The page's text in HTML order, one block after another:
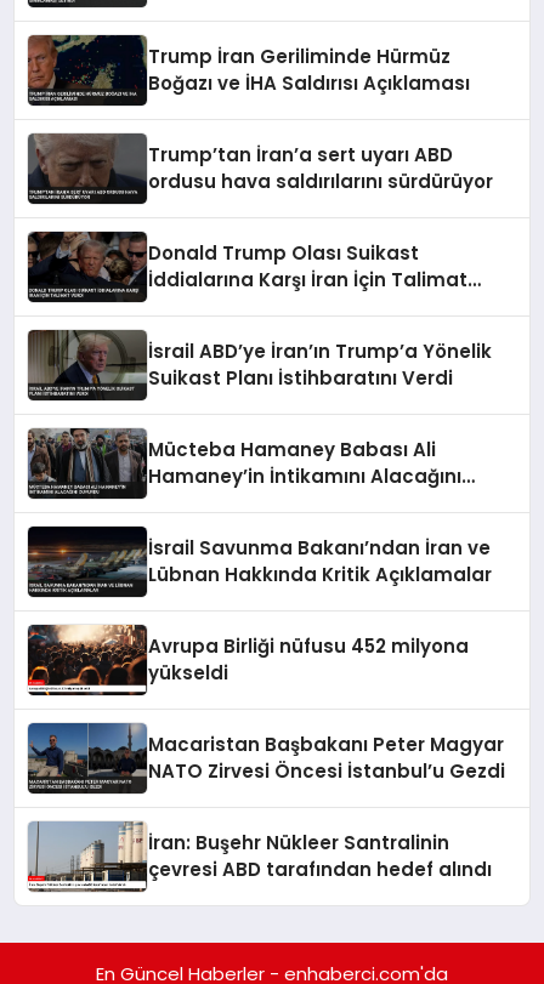
Trump İran Geriliminde Hürmüz
Boğazı ve İHA Saldırısı Açıklaması
Trump’tan İran’a sert uyarı ABD
ordusu hava saldırılarını sürdürüyor
Donald Trump Olası Suikast
İddialarına Karşı İran İçin Talimat
İsrail ABD’ye İran’ın Trump’a Yönelik
Suikast Planı İstihbaratını Verdi
Mücteba Hamaney Babası Ali
Hamaney’in İntikamını Alacağını
İsrail Savunma Bakanı’ndan İran ve
Lübnan Hakkında Kritik Açıklamalar
Avrupa Birliği nüfusu 452 milyona
yükseldi
Macaristan Başbakanı Peter Magyar
NATO Zirvesi Öncesi İstanbul’u Gezdi
İran: Buşehr Nükleer Santralinin
çevresi ABD tarafından hedef alındı
En Güncel Haberler - enhaberci.com'da